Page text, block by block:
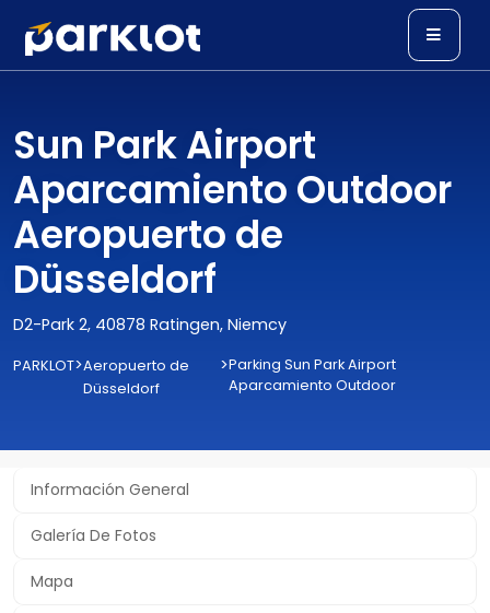
Sun Park Airport
Aparcamiento Outdoor
Aeropuerto de
Düsseldorf
D2-Park 2, 40878 Ratingen, Niemcy
PARKLOT>Aeropuerto de
Düsseldorf
>Parking Sun Park Airport
Aparcamiento Outdoor
Información General
Galería De Fotos
Mapa